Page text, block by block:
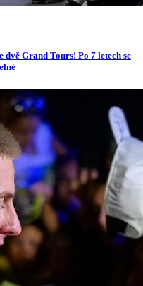
Grand Tours! Po 7 letech se